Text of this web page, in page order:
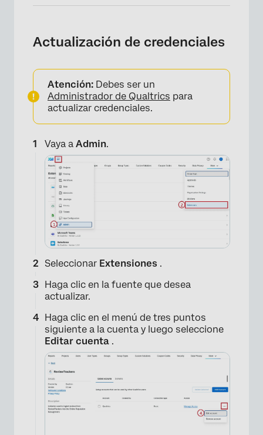
×
×
Actualización de credenciales
Atención: Debes ser un
Administrador de Qualtrics para
actualizar credenciales.
Vaya a Admin.
Seleccionar Extensiones .
Haga clic en la fuente que desea
actualizar.
Haga clic en el menú de tres puntos
siguiente a la cuenta y luego seleccione
Editar cuenta .